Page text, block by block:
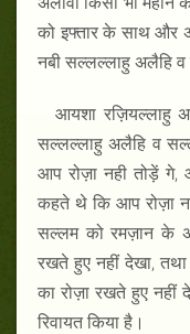
को इफ्तार के साथ और
नबी सल्लल्लाहु अलैहि
आयशा रज़ियल्लाहु
सल्लल्लाहु अलैहि व
आप रोज़ा नही तोड़ें
कहते थे कि आप रोज़ा
सल्लम को रमज़ान के
रखते हुए नहीं देखा,
का रोज़ा रखते हुए नहीं
रिवायत किया है।